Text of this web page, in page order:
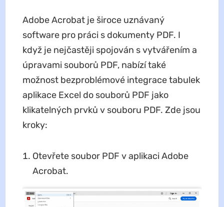
Adobe Acrobat je široce uznávaný
software pro práci s dokumenty PDF. I
když je nejčastěji spojován s vytvářením a
úpravami souborů PDF, nabízí také
možnost bezproblémové integrace tabulek
aplikace Excel do souborů PDF jako
klikatelných prvků v souboru PDF. Zde jsou
kroky:
Otevřete soubor PDF v aplikaci Adobe
Acrobat.